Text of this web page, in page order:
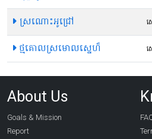
ស្រណោះអូជ្រៅ
ថ្មគោលស្រមោលស្នេហ៏
About Us
Goals & Mission
Report